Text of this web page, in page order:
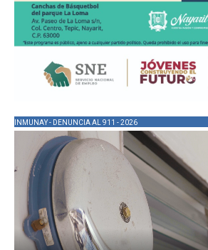
INMUNAY - DENUNCIA AL 911 - 2026